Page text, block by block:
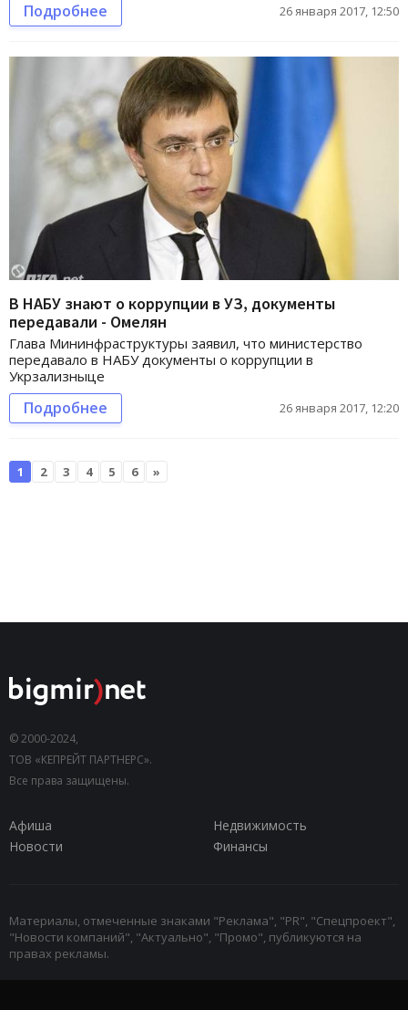
Подробнее 26 января 2017, 12:50
В НАБУ знают о коррупции в УЗ, документы
передавали - Омелян
Глава Мининфраструктуры заявил, что министерство
передавало в НАБУ документы о коррупции в
Укрзализныце
Подробнее 26 января 2017, 12:20
1 2 3 4 5 6 »
© 2000-2024,
ТОВ «КЕПРЕЙТ ПАРТНЕРС».
Все права защищены.
Афиша
Недвижимость
Новости
Финансы
Материалы, отмеченные знаками "Реклама", "PR", "Спецпроект",
"Новости компаний", "Актуально", "Промо", публикуются на
правах рекламы.